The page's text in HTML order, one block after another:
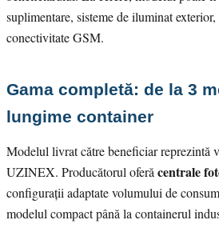
suplimentare, sisteme de iluminat
conectivitate GSM.
Gama completă: de la 3
lungime container
Modelul livrat către beneficiar reprezintă
UZINEX. Producătorul oferă centrale
configurații adaptate volumului de
modelul compact până la containerul